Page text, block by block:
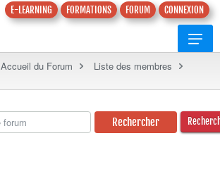
E-LEARNING FORMATIONS FORUM CONNEXION
Accueil du Forum Liste des membres